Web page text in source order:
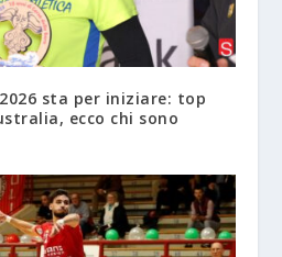
sta per iniziare: top
ecco chi sono